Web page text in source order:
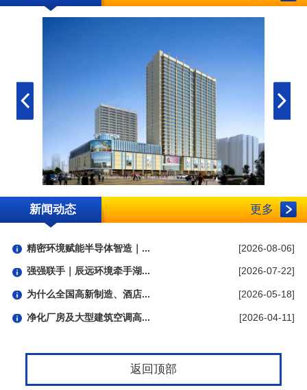
新闻动态 更多
精密环境赋能半导体智造｜... [2026-08-06]
强强联手｜辰远环境牵手湖... [2026-07-22]
为什么全国高新制造、酒店... [2026-05-18]
净化厂房及大型建筑空调高... [2026-04-11]
返回顶部